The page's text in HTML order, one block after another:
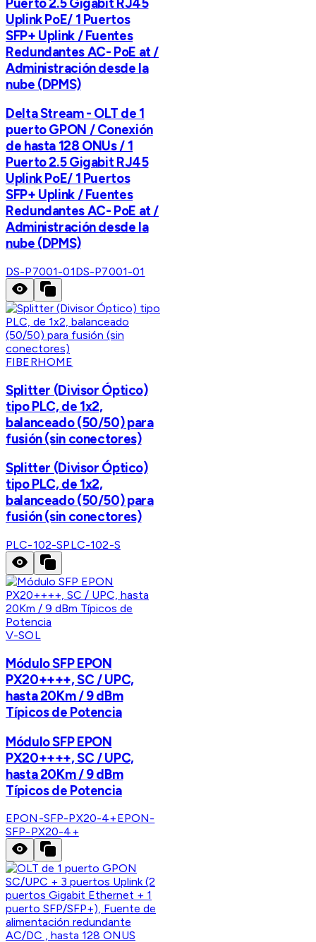
Uplink PoE/ 1 Puertos
SFP+ Uplink / Fuentes
Redundantes AC- PoE at /
Administración desde la
nube (DPMS)
Delta Stream - OLT de 1
puerto GPON / Conexión
de hasta 128 ONUs / 1
Puerto 2.5 Gigabit RJ45
Uplink PoE/ 1 Puertos
SFP+ Uplink / Fuentes
Redundantes AC- PoE at /
Administración desde la
nube (DPMS)
DS-P7001-01DS-P7001-01
FIBERHOME
Splitter (Divisor Óptico)
tipo PLC, de 1x2,
balanceado (50/50) para
fusión (sin conectores)
Splitter (Divisor Óptico)
tipo PLC, de 1x2,
balanceado (50/50) para
fusión (sin conectores)
PLC-102-SPLC-102-S
V-SOL
Módulo SFP EPON
PX20++++, SC / UPC,
hasta 20Km / 9 dBm
Típicos de Potencia
Módulo SFP EPON
PX20++++, SC / UPC,
hasta 20Km / 9 dBm
Típicos de Potencia
EPON-SFP-PX20-4+EPON-
SFP-PX20-4+